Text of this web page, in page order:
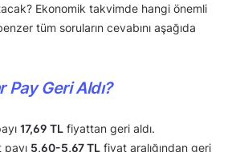
Ekonomik takvimde hangi önemli
tüm soruların cevabını aşağıda
Pay Geri Aldı?
17,69 TL fiyattan geri aldı.
5,60-5,67 TL fiyat aralığından geri